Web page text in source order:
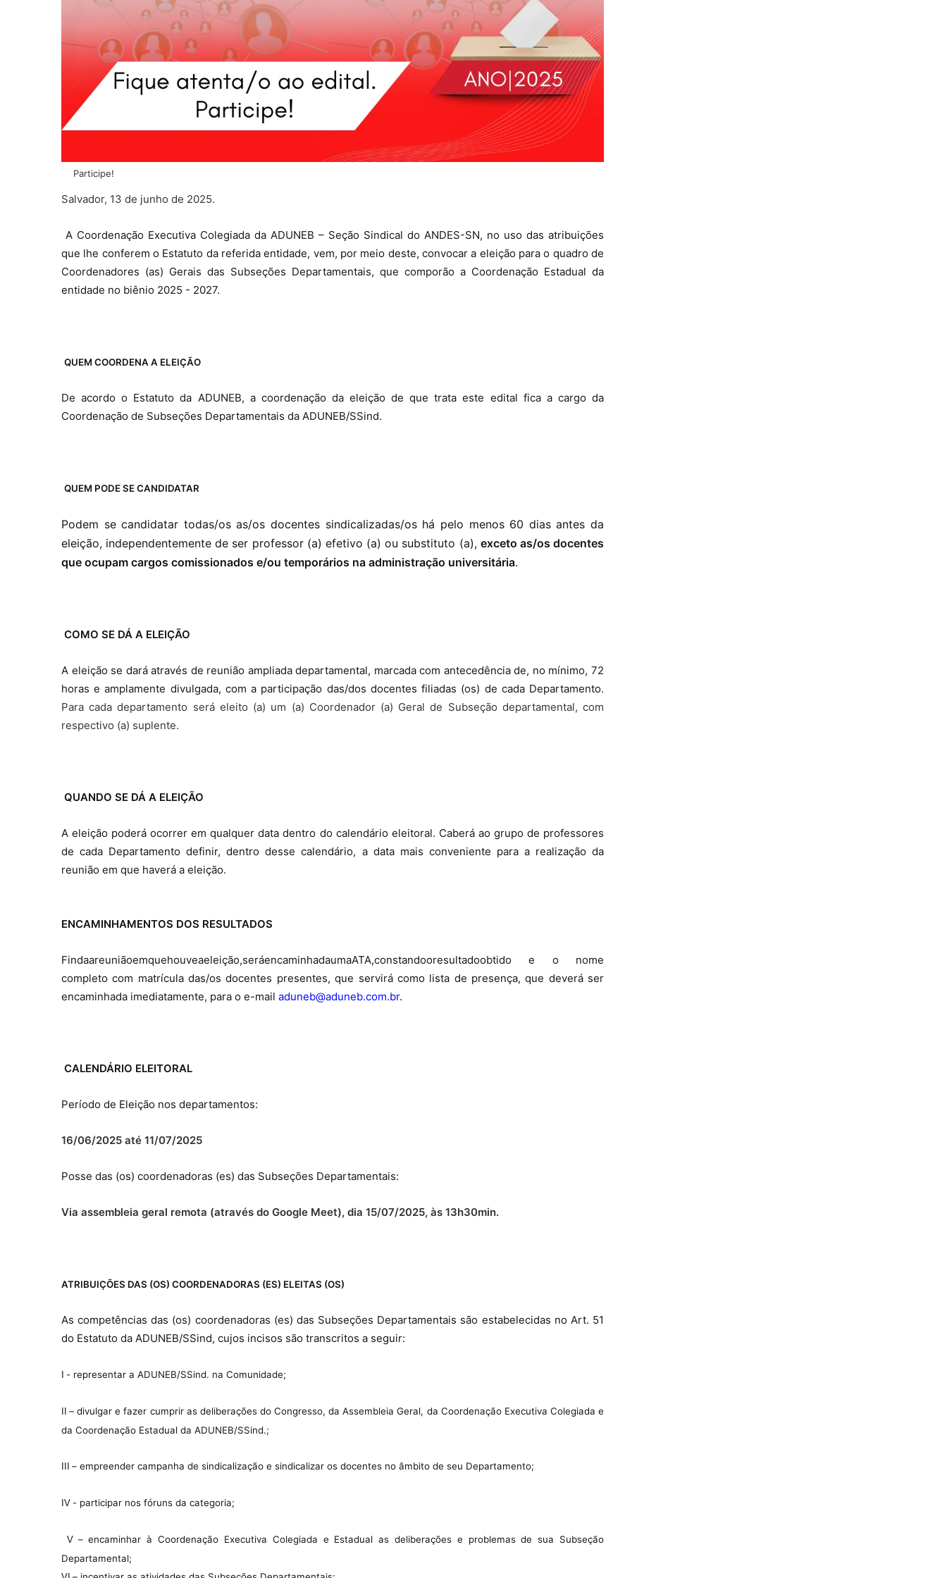
Participe!
Salvador, 13 de junho de 2025.
A Coordenação Executiva Colegiada da ADUNEB – Seção Sindical do ANDES-SN, no uso das atribuições
que lhe conferem o Estatuto da referida entidade, vem, por meio deste, convocar a eleição para o quadro de
Coordenadores (as) Gerais das Subseções Departamentais, que comporão a Coordenação Estadual da
entidade no biênio 2025 - 2027.
QUEM COORDENA A ELEIÇÃO
De acordo o Estatuto da ADUNEB, a coordenação da eleição de que trata este edital fica a cargo da
Coordenação de Subseções Departamentais da ADUNEB/SSind.
QUEM PODE SE CANDIDATAR
Podem se candidatar todas/os as/os docentes sindicalizadas/os há pelo menos 60 dias antes da
eleição, independentemente de ser professor (a) efetivo (a) ou substituto (a), exceto as/os docentes
que ocupam cargos comissionados e/ou temporários na administração universitária.
COMO SE DÁ A ELEIÇÃO
A eleição se dará através de reunião ampliada departamental, marcada com antecedência de, no mínimo, 72
horas e amplamente divulgada, com a participação das/dos docentes filiadas (os) de cada Departamento.
Para cada departamento será eleito (a) um (a) Coordenador (a) Geral de Subseção departamental, com
respectivo (a) suplente.
QUANDO SE DÁ A ELEIÇÃO
A eleição poderá ocorrer em qualquer data dentro do calendário eleitoral. Caberá ao grupo de professores
de cada Departamento definir, dentro desse calendário, a data mais conveniente para a realização da
reunião em que haverá a eleição.
ENCAMINHAMENTOS DOS RESULTADOS
Findaareuniãoemquehouveaeleição,seráencaminhadaumaATA,constandooresultadoobtidoe o nome
completo com matrícula das/os docentes presentes, que servirá como lista de presença, que deverá ser
encaminhada imediatamente, para o e-mail aduneb@aduneb.com.br.
CALENDÁRIO ELEITORAL
Período de Eleição nos departamentos:
16/06/2025 até 11/07/2025
Posse das (os) coordenadoras (es) das Subseções Departamentais:
Via assembleia geral remota (através do Google Meet), dia 15/07/2025, às 13h30min.
ATRIBUIÇÕES DAS (OS) COORDENADORAS (ES) ELEITAS (OS)
As competências das (os) coordenadoras (es) das Subseções Departamentais são estabelecidas no Art. 51
do Estatuto da ADUNEB/SSind, cujos incisos são transcritos a seguir:
- representar a ADUNEB/SSind. na Comunidade;
– divulgar e fazer cumprir as deliberações do Congresso, da Assembleia Geral, da Coordenação Executiva Colegiada e
da Coordenação Estadual da ADUNEB/SSind.;
– empreender campanha de sindicalização e sindicalizar os docentes no âmbito de seu Departamento;
IV - participar nos fóruns da categoria;
V – encaminhar à Coordenação Executiva Colegiada e Estadual as deliberações e problemas de sua Subseção
Departamental;